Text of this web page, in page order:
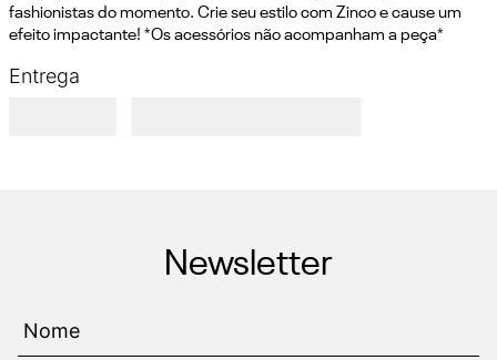
fashionistas do momento. Crie seu estilo com Zinco e cause um
efeito impactante! *Os acessórios não acompanham a peça*
Entrega
Newsletter